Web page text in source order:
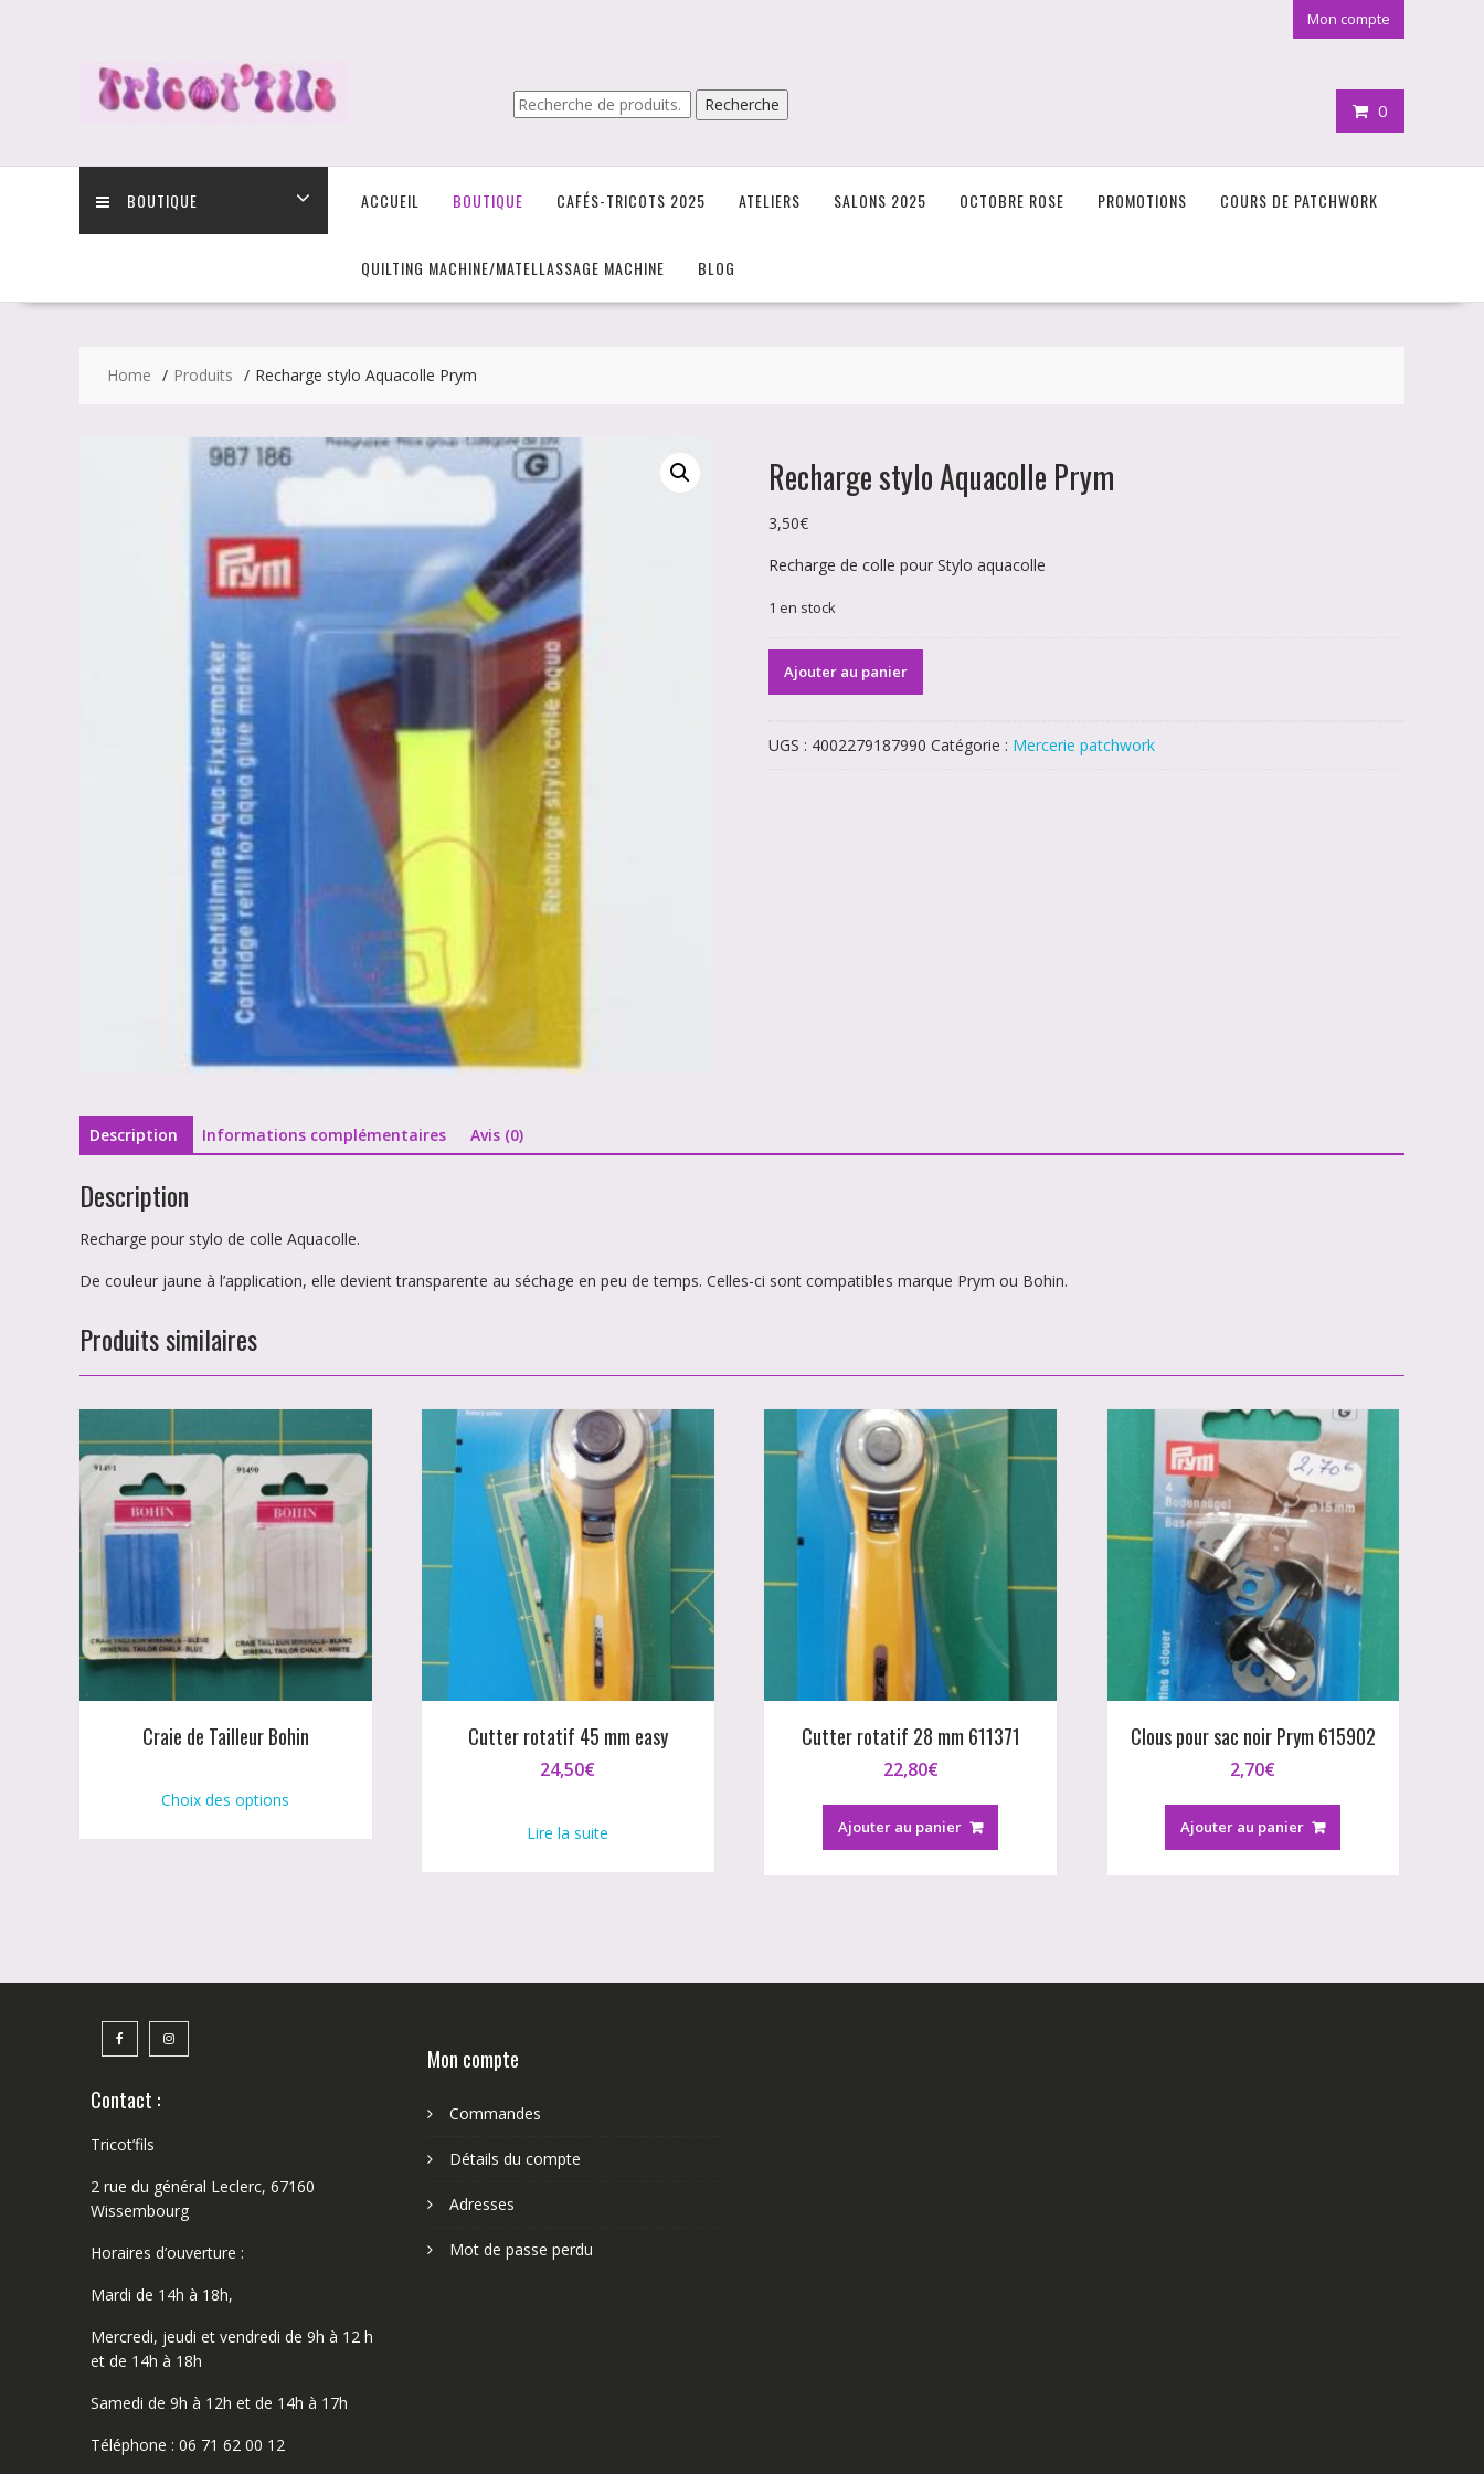
Mon compte
0
Recherche
pour :
Recherche
BOUTIQUE ACCUEIL BOUTIQUE CAFÉS-TRICOTS 2025 ATELIERS SALONS 2025 OCTOBRE ROSE PROMOTIONS COURS DE PATCHWORK
QUILTING MACHINE/MATELLASSAGE MACHINE BLOG
Home Produits Recharge stylo Aquacolle Prym
Recharge stylo Aquacolle Prym
3,50€
Recharge de colle pour Stylo aquacolle
1 en stock
de
Aquacolle
Ajouter au panier
UGS : 4002279187990 Catégorie : Mercerie patchwork
Description Informations complémentaires Avis (0)
Description
Recharge pour stylo de colle Aquacolle.
De couleur jaune à l’application, elle devient transparente au séchage en peu de temps. Celles-ci sont compatibles marque Prym ou Bohin.
Produits similaires
Craie de Tailleur Bohin
Choix des options
plusieurs
choisies
Cutter rotatif 45 mm easy
24,50€
Lire la suite
Cutter rotatif 28 mm 611371
22,80€
Ajouter au panier
Clous pour sac noir Prym 615902
2,70€
Ajouter au panier
Contact :
Tricot’fils
2 rue du général Leclerc, 67160
Wissembourg
Horaires d’ouverture :
Mardi de 14h à 18h,
Mercredi, jeudi et vendredi de 9h à 12 h
et de 14h à 18h
Samedi de 9h à 12h et de 14h à 17h
Téléphone : 06 71 62 00 12
Mon compte
Commandes
Détails du compte
Adresses
Mot de passe perdu